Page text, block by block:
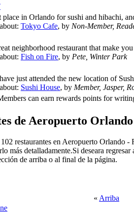
place in Orlando for sushi and hibachi,
Tokyo Cafe, by Non-Member,
neighborhood restaurant that make
Fish on Fire, by Pete, Winter Park
just attended the new location of
Sushi House, by Member, Jasper,
can earn rewards points for
de Aeropuerto
restaurantes en Aeropuerto Orlando
más detalladamente.Si deseara
de arriba o al final de la página.
« Arriba